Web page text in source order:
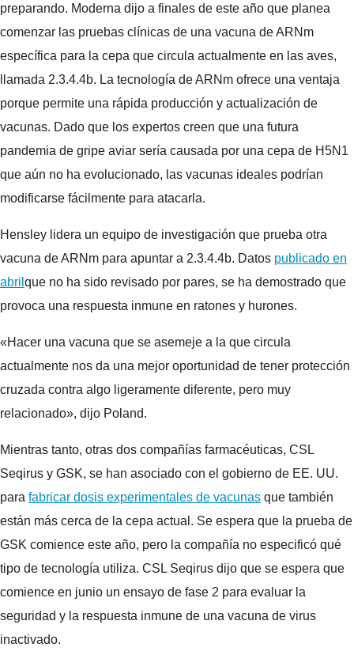
preparando. Moderna dijo a finales de este año que planea
comenzar las pruebas clínicas de una vacuna de ARNm
específica para la cepa que circula actualmente en las aves,
llamada 2.3.4.4b. La tecnología de ARNm ofrece una ventaja
porque permite una rápida producción y actualización de
vacunas. Dado que los expertos creen que una futura
pandemia de gripe aviar sería causada por una cepa de H5N1
que aún no ha evolucionado, las vacunas ideales podrían
modificarse fácilmente para atacarla.
Hensley lidera un equipo de investigación que prueba otra
vacuna de ARNm para apuntar a 2.3.4.4b. Datos publicado en
abril que no ha sido revisado por pares, se ha demostrado que
provoca una respuesta inmune en ratones y hurones.
«Hacer una vacuna que se asemeje a la que circula
actualmente nos da una mejor oportunidad de tener protección
cruzada contra algo ligeramente diferente, pero muy
relacionado», dijo Poland.
Mientras tanto, otras dos compañías farmacéuticas, CSL
Seqirus y GSK, se han asociado con el gobierno de EE. UU.
para fabricar dosis experimentales de vacunas que también
están más cerca de la cepa actual. Se espera que la prueba de
GSK comience este año, pero la compañía no especificó qué
tipo de tecnología utiliza. CSL Seqirus dijo que se espera que
comience en junio un ensayo de fase 2 para evaluar la
seguridad y la respuesta inmune de una vacuna de virus
inactivado.